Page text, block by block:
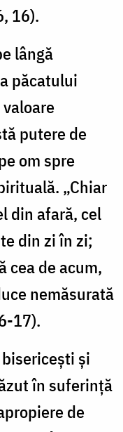
16).
lângă
păcatului
putere de
om spre
„Chiar
din afară, cel
din zi în zi;
cea de acum,
nemăsurată
17).
şi
în suferinţă
de